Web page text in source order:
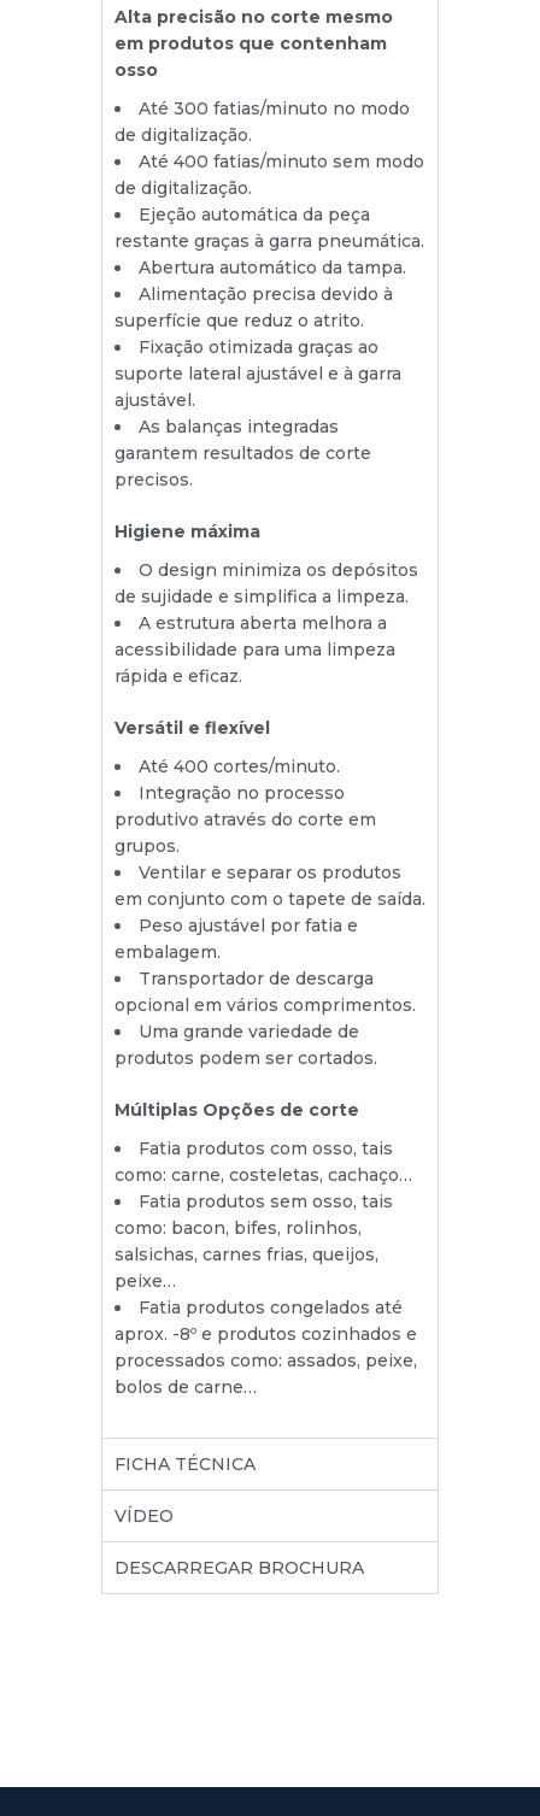
Alta precisão no corte mesmo
em produtos que contenham
osso
Até 300 fatias/minuto no modo
de digitalização.
Até 400 fatias/minuto sem modo
de digitalização.
Ejeção automática da peça
restante graças à garra pneumática.
Abertura automático da tampa.
Alimentação precisa devido à
superfície que reduz o atrito.
Fixação otimizada graças ao
suporte lateral ajustável e à garra
ajustável.
As balanças integradas
garantem resultados de corte
precisos.
Higiene máxima
O design minimiza os depósitos
de sujidade e simplifica a limpeza.
A estrutura aberta melhora a
acessibilidade para uma limpeza
rápida e eficaz.
Versátil e flexível
Até 400 cortes/minuto.
Integração no processo
produtivo através do corte em
grupos.
Ventilar e separar os produtos
em conjunto com o tapete de saída.
Peso ajustável por fatia e
embalagem.
Transportador de descarga
opcional em vários comprimentos.
Uma grande variedade de
produtos podem ser cortados.
Múltiplas Opções de corte
Fatia produtos com osso, tais
como: carne, costeletas, cachaço…
Fatia produtos sem osso, tais
como: bacon, bifes, rolinhos,
salsichas, carnes frias, queijos,
peixe…
Fatia produtos congelados até
aprox. -8º e produtos cozinhados e
processados como: assados, peixe,
bolos de carne…
FICHA TÉCNICA
VÍDEO
DESCARREGAR BROCHURA